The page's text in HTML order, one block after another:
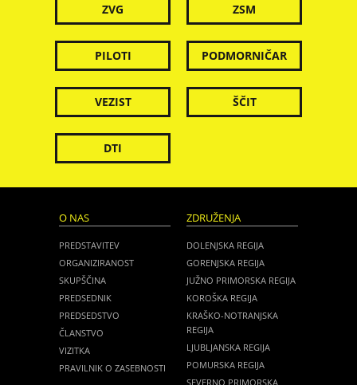
ZVG ZSM
PILOTI PODMORNIČAR
VEZIST ŠČIT
DTI
O NAS
PREDSTAVITEV
ORGANIZIRANOST
SKUPŠČINA
PREDSEDNIK
PREDSEDSTVO
ČLANSTVO
VIZITKA
PRAVILNIK O ZASEBNOSTI
ZDRUŽENJA
DOLENJSKA REGIJA
GORENJSKA REGIJA
JUŽNO PRIMORSKA REGIJA
KOROŠKA REGIJA
KRAŠKO-NOTRANJSKA
REGIJA
LJUBLJANSKA REGIJA
POMURSKA REGIJA
SEVERNO PRIMORSKA